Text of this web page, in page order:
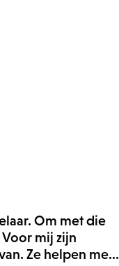
Om met die
mij zijn
Ze helpen me...